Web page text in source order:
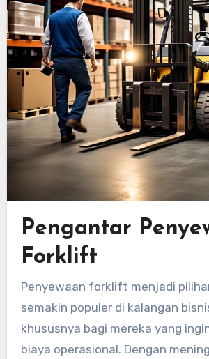
Pengantar
Forklift
Penyewaan forklift menjadi pilihan yang
semakin populer di kalangan
khususnya bagi mereka yang
biaya operasional. Dengan